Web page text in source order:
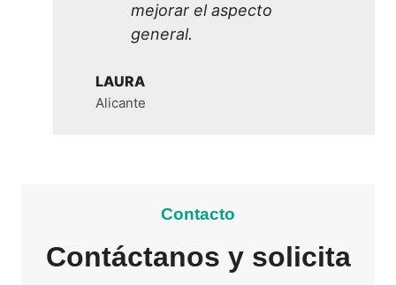
mejorar el aspecto
general.
LAURA
Alicante
Contacto
Contáctanos y solicita